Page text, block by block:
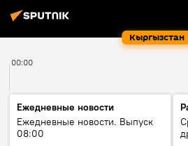
Кыргызстан
00:00
Ежедневные новости
Ежедневные новости. Выпуск
08:00